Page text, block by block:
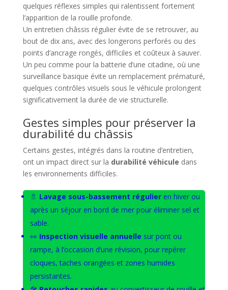
quelques réflexes simples qui ralentissent fortement
l’apparition de la rouille profonde.
Un entretien châssis régulier évite de se retrouver, au
bout de dix ans, avec des longerons perforés ou des
points d’ancrage rongés, difficiles et coûteux à sauver.
Un peu comme pour la batterie d’une citadine, où une
surveillance basique évite un remplacement prématuré,
quelques contrôles visuels sous le véhicule prolongent
significativement la durée de vie structurelle.
Gestes simples pour préserver la
durabilité du châssis
Certains gestes, intégrés dans la routine d’entretien,
ont un impact direct sur la durabilité véhicule dans
les environnements difficiles.
🚿 Lavage sous-bassement régulieren hiver ou
après un séjour en bord de mer pour éliminer sel et
sable.
👀 Inspection visuelle annuelle sur pont ou
rampe, à l’occasion d’une révision, pour repérer
cloques, taches orangées et zones humides
persistantes.